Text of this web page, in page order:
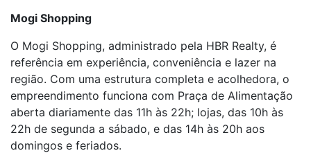
Mogi Shopping
O Mogi Shopping, administrado pela HBR Realty, é
referência em experiência, conveniência e lazer na
região. Com uma estrutura completa e acolhedora, o
empreendimento funciona com Praça de Alimentação
aberta diariamente das 11h às 22h; lojas, das 10h às
22h de segunda a sábado, e das 14h às 20h aos
domingos e feriados.